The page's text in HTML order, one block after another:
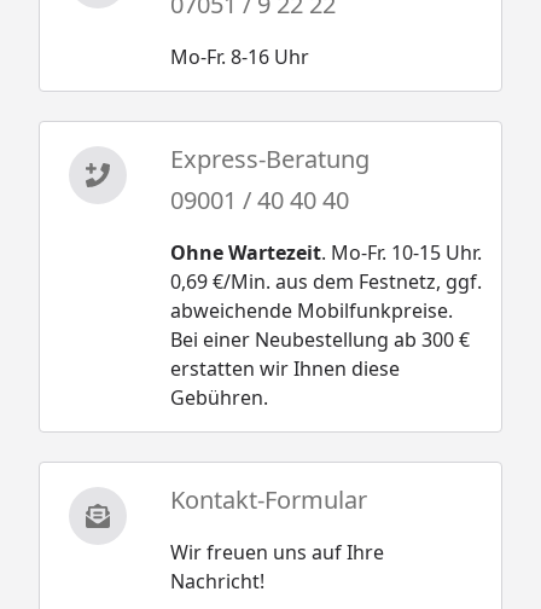
Mo-Fr. 8-16 Uhr
Express-Beratung
09001 / 40 40 40
Ohne Wartezeit. Mo-Fr. 10-15 Uhr.
0,69 €/Min. aus dem Festnetz, ggf.
abweichende Mobilfunkpreise.
Bei einer Neubestellung ab 300 €
erstatten wir Ihnen diese
Gebühren.
Kontakt-Formular
Wir freuen uns auf Ihre
Nachricht!